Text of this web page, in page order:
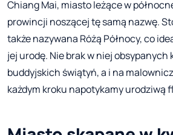
Chiang Mai, miasto leżące w
prowincji noszącej tę samą nazwę.
także nazywana Różą Północy, co
jej urodę. Nie brak w niej
buddyjskich świątyń, a i na
każdym kroku napotykamy urodziwą